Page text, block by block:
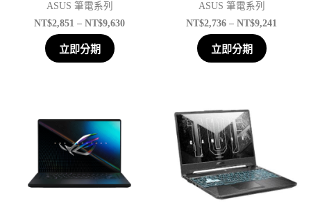
ASUS 筆電系列
NT$2,851 – NT$9,630
立即分期
ASUS 筆電系列
NT$2,736 – NT$9,241
立即分期